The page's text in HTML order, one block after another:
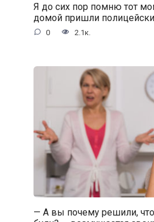
Я до сих пор помню тот
домой пришли
0 2.1к.
— А вы почему решили, что